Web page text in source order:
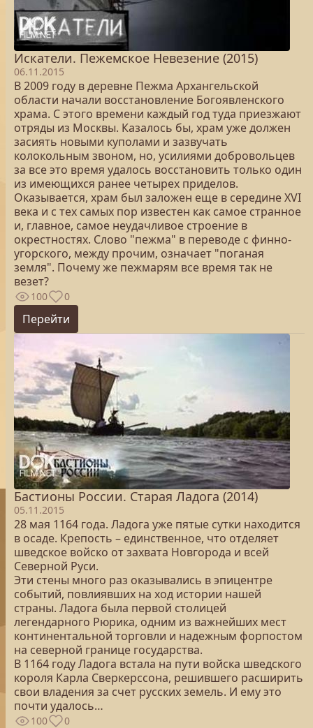
Искатели. Пежемское Невезение (2015)
06.11.2015
В 2009 году в деревне Пежма Архангельской
области начали восстановление Богоявленского
храма. С этого времени каждый год туда приезжают
отряды из Москвы. Казалось бы, храм уже должен
засиять новыми куполами и зазвучать
колокольным звоном, но, усилиями добровольцев
за все это время удалось восстановить только один
из имеющихся ранее четырех приделов.
Оказывается, храм был заложен еще в середине XVI
века и с тех самых пор известен как самое странное
и, главное, самое неудачливое строение в
окрестностях. Cлово "пежма" в переводе с финно-
угорского, между прочим, означает "поганая
земля". Почему же пежмарям все время так не
везет?
100 0
Перейти
Бастионы России. Старая Ладога (2014)
05.11.2015
28 мая 1164 года. Ладога уже пятые сутки находится
в осаде. Крепость – единственное, что отделяет
шведское войско от захвата Новгорода и всей
Северной Руси.
Эти стены много раз оказывались в эпицентре
событий, повлиявших на ход истории нашей
страны. Ладога была первой столицей
легендарного Рюрика, одним из важнейших мест
континентальной торговли и надежным форпостом
на северной границе государства.
В 1164 году Ладога встала на пути войска шведского
короля Карла Сверкерссона, решившего расширить
свои владения за счет русских земель. И ему это
почти удалось…
100 0